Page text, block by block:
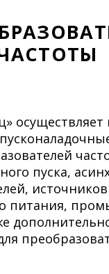
осуществляет
пуска,
источников
питания,